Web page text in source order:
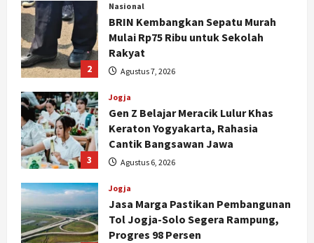
2
Nasional
BRIN Kembangkan Sepatu Murah
Mulai Rp75 Ribu untuk Sekolah
Rakyat
Agustus 7, 2026
3
Jogja
Gen Z Belajar Meracik Lulur Khas
Keraton Yogyakarta, Rahasia
Cantik Bangsawan Jawa
Agustus 6, 2026
Jogja
Jasa Marga Pastikan Pembangunan
Tol Jogja-Solo Segera Rampung,
Progres 98 Persen